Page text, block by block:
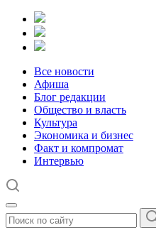
Все новости
Афиша
Блог редакции
Общество и власть
Культура
Экономика и бизнес
Факт и компромат
Интервью